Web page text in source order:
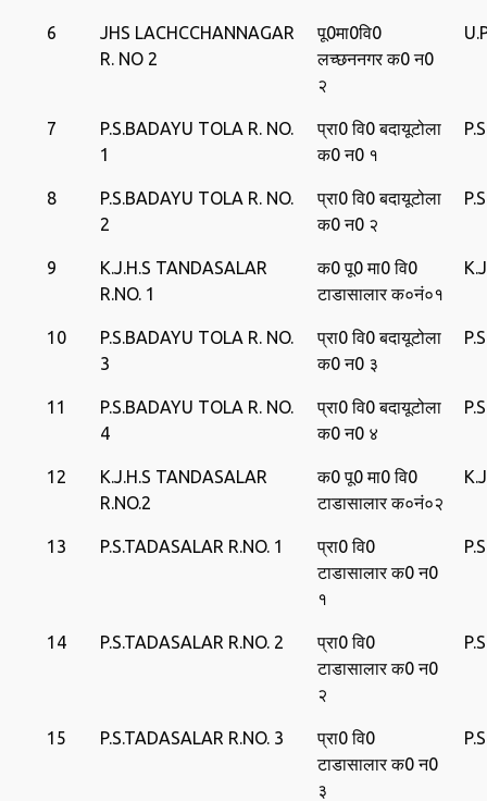
6
JHS LACHCCHANNAGAR
R. NO 2
पू0मा0वि0
लच्‍छननगर क0 न0
२
7
P.S.BADAYU TOLA R. NO.
1
प्रा0 वि0 बदायूटोला
क0 न0 १
8
P.S.BADAYU TOLA R. NO.
2
प्रा0 वि0 बदायूटोला
क0 न0 २
9
K.J.H.S TANDASALAR
R.NO. 1
क0 पू0 मा0 वि0
टाडासालार क०नं०१
10
P.S.BADAYU TOLA R. NO.
3
प्रा0 वि0 बदायूटोला
क0 न0 ३
11
P.S.BADAYU TOLA R. NO.
4
प्रा0 वि0 बदायूटोला
क0 न0 ४
12
K.J.H.S TANDASALAR
R.NO.2
क0 पू0 मा0 वि0
टाडासालार क०नं०२
13 P.S.TADASALAR R.NO. 1
प्रा0 वि0
टाडासालार क0 न0
१
14 P.S.TADASALAR R.NO. 2
प्रा0 वि0
टाडासालार क0 न0
२
15 P.S.TADASALAR R.NO. 3
प्रा0 वि0
टाडासालार क0 न0
३